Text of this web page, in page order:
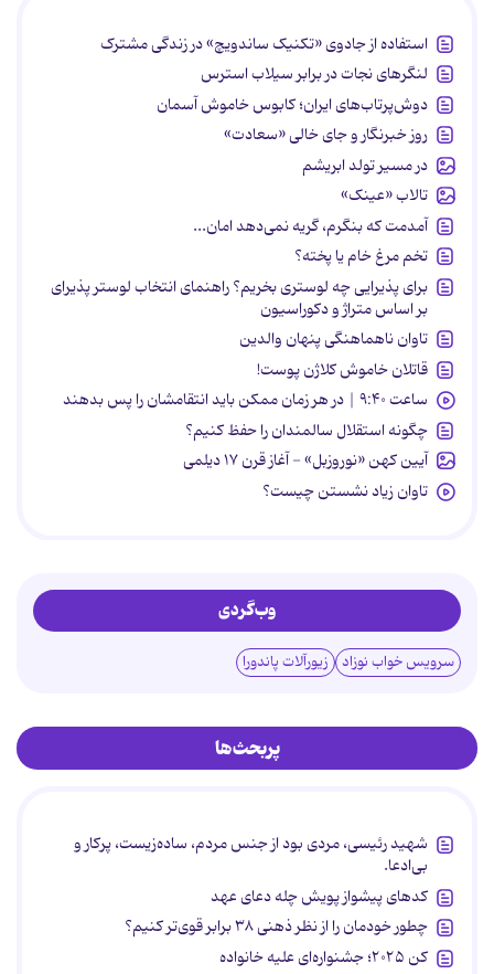
استفاده از جادوی «تکنیک ساندویچ» در زندگی مشترک
لنگرهای نجات در برابر سیلاب استرس
دوش‌پرتاب‌های ایران؛ کابوس خاموش آسمان
روز خبرنگار و جای خالی «سعادت»
در مسیر تولد ابریشم
تالاب «عینک»
آمدمت که بنگرم، گریه نمی‌دهد امان...
تخم مرغ خام یا پخته؟
برای پذیرایی چه لوستری بخریم؟ راهنمای انتخاب لوستر پذیرای
بر اساس متراژ و دکوراسیون
تاوان ناهماهنگی پنهان والدین
قاتلان خاموش کلاژن پوست!
ساعت ۹:۴۰ | در هر زمان ممکن باید انتقامشان را پس بدهند
چگونه استقلال سالمندان را حفظ کنیم؟
آیین کهن «نوروزبل» - آغاز قرن ۱۷ دیلمی
تاوان زیاد نشستن چیست؟
وب‌گردی
سرویس خواب نوزاد زیورآلات پاندورا
پربحث‌ها
شهید رئیسی، مردی بود از جنس مردم، ساده‌زیست، پرکار و
بی‌ادعا.
کدهای پیشواز پویش چله دعای عهد
چطور خودمان را از نظر ذهنی ۳۸ برابر قوی‌تر کنیم؟
کن ۲۰۲۵؛ جشنواره‌ای علیه خانواده